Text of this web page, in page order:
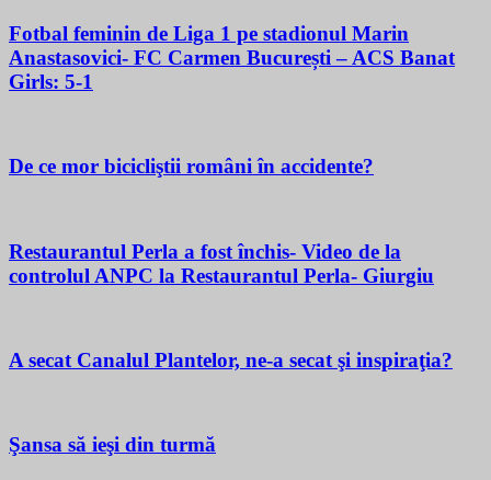
Fotbal feminin de Liga 1 pe stadionul Marin
Anastasovici- FC Carmen București – ACS Banat
Girls: 5-1
De ce mor bicicliştii români în accidente?
Restaurantul Perla a fost închis- Video de la
controlul ANPC la Restaurantul Perla- Giurgiu
A secat Canalul Plantelor, ne-a secat şi inspiraţia?
Şansa să ieşi din turmă